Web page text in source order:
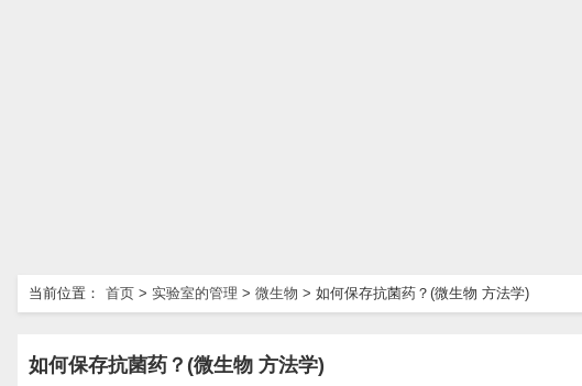
当前位置： 首页 > 实验室的管理 > 微生物 > 如何保存抗菌药？(微生物 方法学)
如何保存抗菌药？(微生物 方法学)